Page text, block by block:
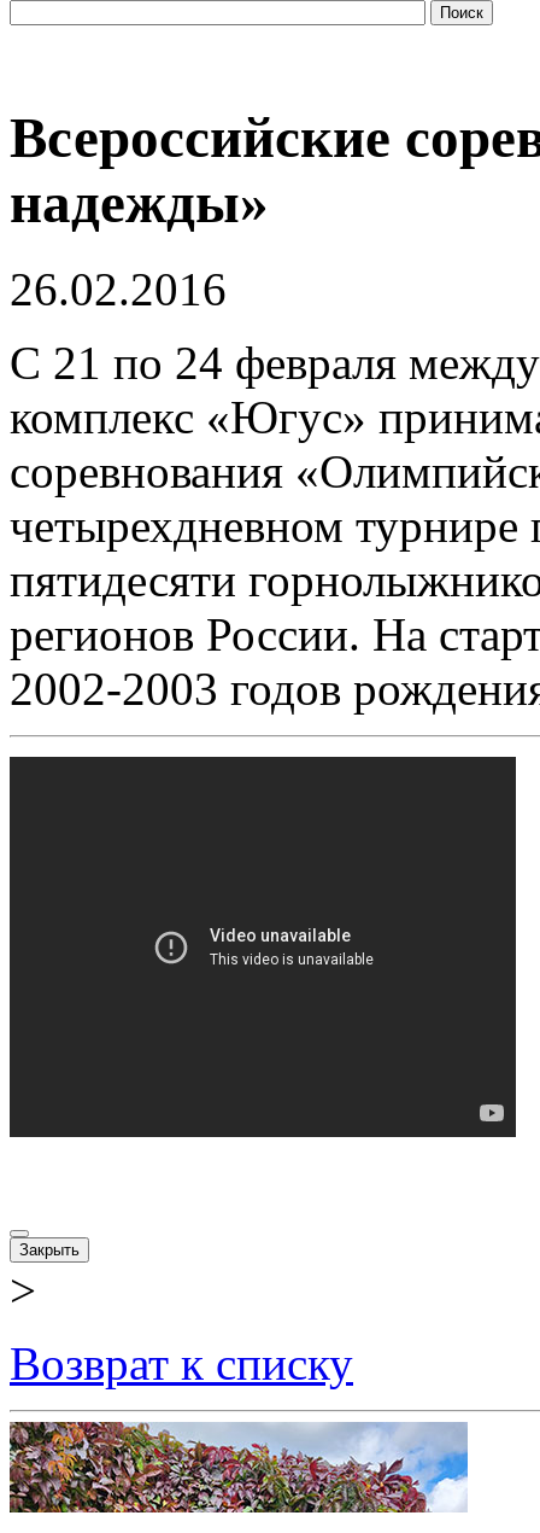
Поиск
Всероссийские
надежды»
26.02.2016
С 21 по 24 февраля
комплекс «Югус»
соревнования
четырехдневном турнире
пятидесяти
регионов России. На
2002-2003 годов
Закрыть
>
Возврат к списку